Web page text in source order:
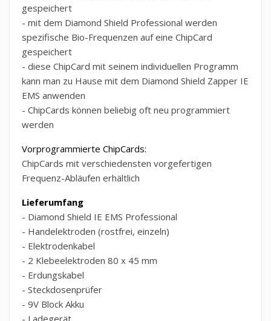
gespeichert
- mit dem Diamond Shield Professional werden
spezifische Bio-Frequenzen auf eine ChipCard
gespeichert
- diese ChipCard mit seinem individuellen Programm
kann man zu Hause mit dem Diamond Shield Zapper IE
EMS anwenden
- ChipCards können beliebig oft neu programmiert
werden
Vorprogrammierte ChipCards:
ChipCards mit verschiedensten vorgefertigen
Frequenz-Abläufen erhältlich
Lieferumfang
- Diamond Shield IE EMS Professional
- Handelektroden (rostfrei, einzeln)
- Elektrodenkabel
- 2 Klebeelektroden 80 x 45 mm
- Erdungskabel
- Steckdosenprüfer
- 9V Block Akku
- Ladegerät